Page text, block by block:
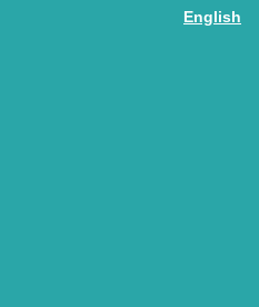
English